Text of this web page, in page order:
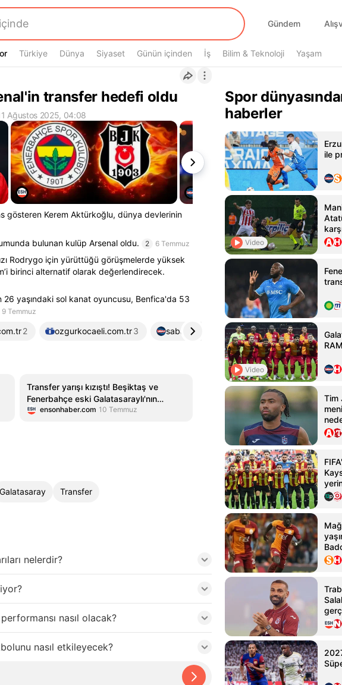
Gündem
Türkiye Dünya Siyaset Günün içinden İş Bilim & Teknoloji Yaşam
transfer hedefi oldu
Ağustos 2025, 04:08
gösteren Kerem Aktürkoğlu, dünya devlerinin
bulunan kulüp Arsenal oldu. 2 6 Temmuz
Rodrygo için yürüttüğü görüşmelerde yüksek
birinci alternatif olarak değerlendirecek.
yaşındaki sol kanat oyuncusu, Benfica'da 53
9 Temmuz
2 ozgurkocaeli.com.tr3 sabah.com.tr
Transfer yarışı kızıştı! Beşiktaş ve
Fenerbahçe eski Galatasaraylı'nın
peşinde!
ensonhaber.com 10 Temmuz
Galatasaray Transfer
nelerdir?
nasıl olacak?
nasıl etkileyecek?
Spor
haberler
ile
Video
Video
Tim
kattı